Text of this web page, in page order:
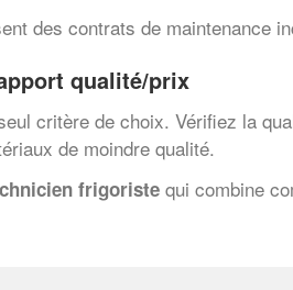
des contrats de maintenance
qualité/prix
critère de choix. Vérifiez la
de moindre qualité.
frigoriste qui combine